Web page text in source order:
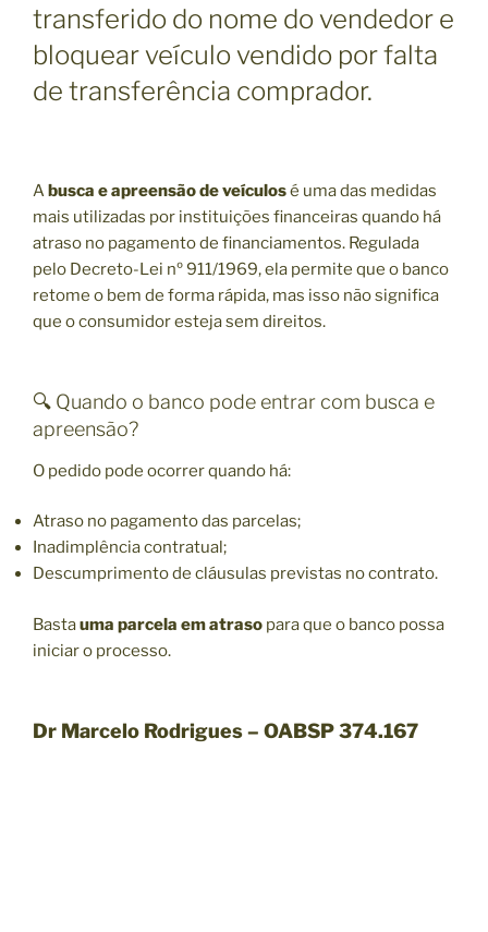
transferido do nome do vendedor e
bloquear veículo vendido por falta
de transferência comprador.
Abusca e apreensão de veículosé uma das medidas
mais utilizadas por instituições financeiras quando há
atraso no pagamento de financiamentos. Regulada
pelo Decreto-Lei nº 911/1969, ela permite que o banco
retome o bem de forma rápida, mas isso não significa
que o consumidor esteja sem direitos.
🔍 Quando o banco pode entrar com busca e
apreensão?
O pedido pode ocorrer quando há:
Atraso no pagamento das parcelas;
Inadimplência contratual;
Descumprimento de cláusulas previstas no contrato.
Bastauma parcela em atraso para que o banco possa
iniciar o processo.
Dr Marcelo Rodrigues – OABSP 374.167